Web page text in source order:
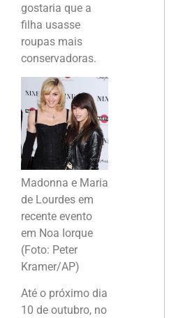
gostaria que a
filha usasse
roupas mais
conservadoras.
Madonna e Maria
de Lourdes em
recente evento
em Noa Iorque
(Foto: Peter
Kramer/AP)
Até o próximo dia
10 de outubro, no